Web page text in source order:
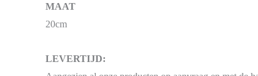
MAAT
20cm
LEVERTIJD: